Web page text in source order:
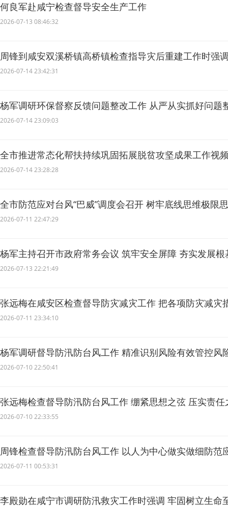
何良军赴咸宁检查督导安全生产工作
2026-07-13 08:46:32
周锋到咸安双溪桥镇高桥镇检查指导灾后重建工作时强
2026-07-14 23:42:31
杨军调研环保督察反馈问题整改工作 从严从实抓好问题
2026-07-14 23:09:03
全市推进常态化帮扶持续巩固拓展脱贫攻坚成果工作视
2026-07-14 23:28:28
全市防范应对台风“巴威”调度会召开 树牢底线思维极限
2026-07-11 22:47:29
杨军主持召开市政府常务会议 筑牢安全屏障 夯实发展根
2026-07-13 22:21:49
张远梅在咸安区检查督导防灾减灾工作 把各项防灾减灾
2026-07-11 23:34:10
杨军调研督导防汛防台风工作 精准识别风险有效管控风
2026-07-10 22:50:41
张远梅检查督导防汛防台风工作 绷紧思想之弦 压实责任
2026-07-10 22:33:55
周锋检查督导防汛防台风工作 以人为中心做实做细防范
2026-07-11 00:53:31
李殿勋在咸宁市调研防汛救灾工作时强调 牢固树立生命